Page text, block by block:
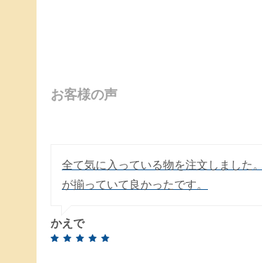
お客様の声
全て気に入っている物を注文しました
が揃っていて良かったです。
かえで